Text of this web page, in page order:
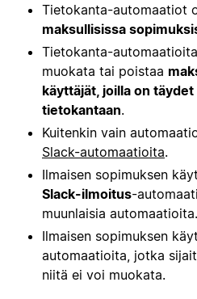
Tietokanta-automaatiot
maksullisissa
Tietokanta-
muokata tai poistaa
käyttäjät, joilla on
tietokantaan.
Kuitenkin vain
Slack-automaatioita.
Ilmaisen sopimuksen
Slack-ilmoitus-
muunlaisia automaatioita.
Ilmaisen sopimuksen
automaatioita, jotka
niitä ei voi muokata.